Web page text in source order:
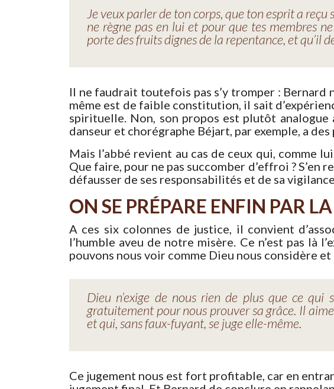
Je veux parler de ton corps, que ton esprit a
ne règne pas en lui et pour que tes membres
porte des fruits dignes de la repentance, et qu’il
Il ne faudrait toutefois pas s’y tromper : Bernard
même est de faible constitution, il sait
spirituelle. Non, son propos est plutôt analogue
danseur et chorégraphe Béjart, par exemple, a
Mais l’abbé revient au cas de ceux qui, comme
Que faire, pour ne pas succomber d’effroi ?
défausser de ses responsabilités et de sa
ON SE PRÉPARE ENFIN PAR
A ces six colonnes de justice, il convient
l’humble aveu de notre misère. Ce n’est pas là
pouvons nous voir comme Dieu nous considère
Dieu n’exige de nous rien de plus que ce
gratuitement pour nous prouver sa grâce. Il
et qui, sans faux-fuyant, se juge elle-même.
Ce jugement nous est fort profitable, car en